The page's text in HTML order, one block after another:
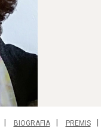
BIOGRAFIA PREMIS